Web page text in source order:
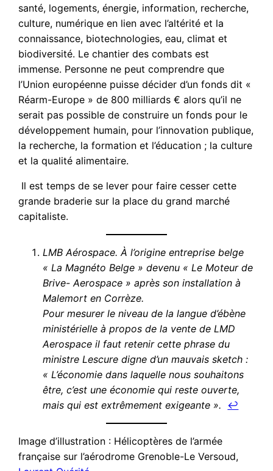
santé, logements, énergie, information, recherche,
culture, numérique en lien avec l’altérité et la
connaissance, biotechnologies, eau, climat et
biodiversité. Le chantier des combats est
immense. Personne ne peut comprendre que
l’Union européenne puisse décider d’un fonds dit «
Réarm-Europe » de 800 milliards € alors qu’il ne
serait pas possible de construire un fonds pour le
développement humain, pour l’innovation publique,
la recherche, la formation et l’éducation ; la culture
et la qualité alimentaire.
Il est temps de se lever pour faire cesser cette
grande braderie sur la place du grand marché
capitaliste.
LMB Aérospace. À l’origine entreprise belge
« La Magnéto Belge » devenu « Le Moteur de
Brive- Aerospace » après son installation à
Malemort en Corrèze.
Pour mesurer le niveau de la langue d’ébène
ministérielle à propos de la vente de LMD
Aerospace il faut retenir cette phrase du
ministre Lescure digne d’un mauvais sketch :
« L’économie dans laquelle nous souhaitons
être, c’est une économie qui reste ouverte,
mais qui est extrêmement exigeante ». ↩︎
Image d’illustration : Hélicoptères de l’armée
française sur l’aérodrome Grenoble-Le Versoud,